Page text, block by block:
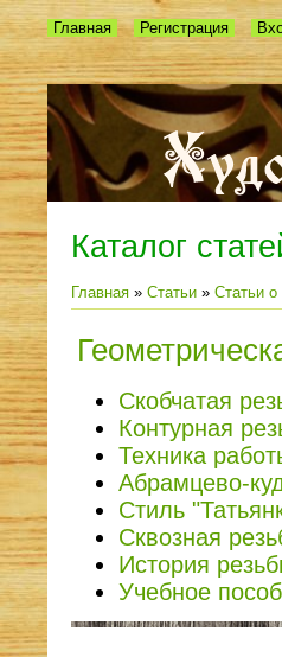
Главная Регистрация
Каталог
Главная » Статьи » Статьи о
Скобчатая
Контурная
Техника
Абрамцево-
Стиль
Сквозная
История
Учебное